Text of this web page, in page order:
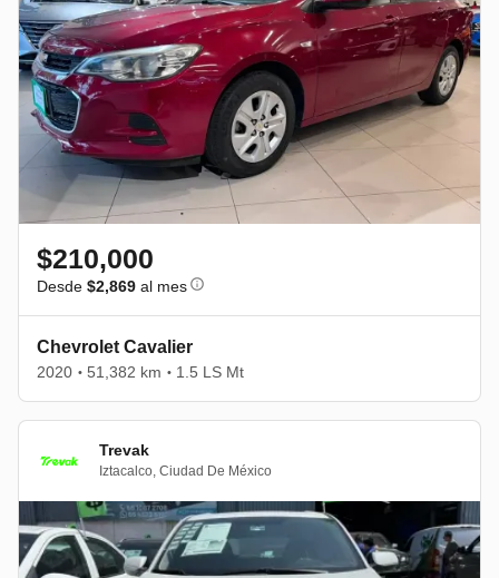
$210,000
Desde $2,869 al mes
Chevrolet Cavalier
2020 • 51,382 km • 1.5 LS Mt
Trevak
Iztacalco, Ciudad De México